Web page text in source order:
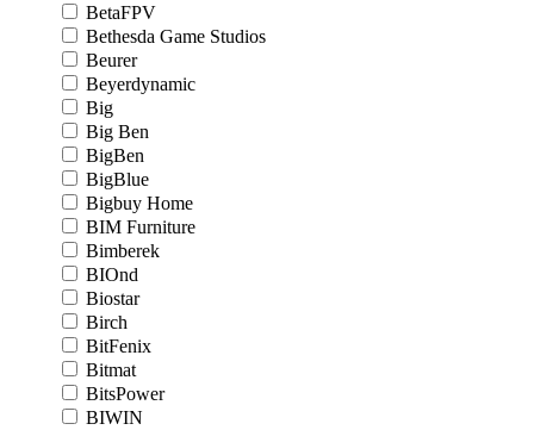
BetaFPV
Bethesda Game Studios
Beurer
Beyerdynamic
Big
Big Ben
BigBen
BigBlue
Bigbuy Home
BIM Furniture
Bimberek
BIOnd
Biostar
Birch
BitFenix
Bitmat
BitsPower
BIWIN